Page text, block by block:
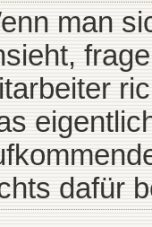
man
dafür